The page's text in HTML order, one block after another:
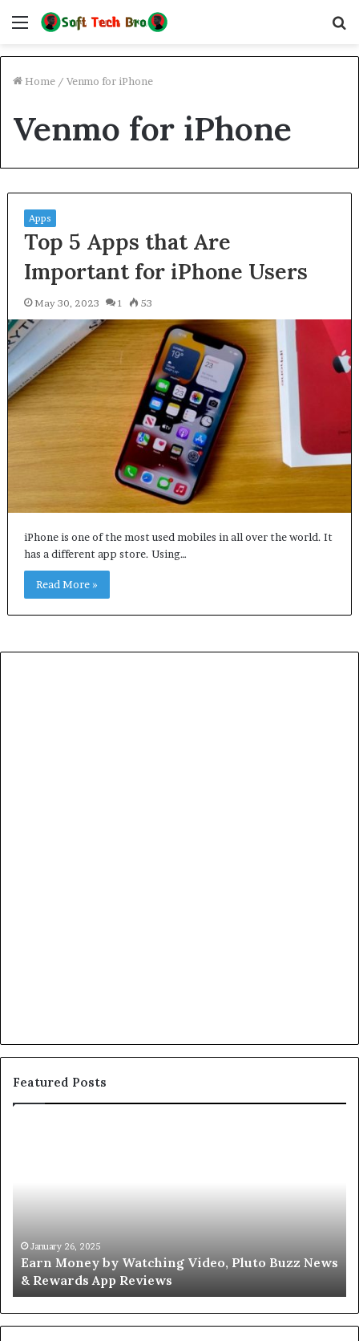
Menu
Home / Venmo for iPhone
Venmo for iPhone
Apps
Top 5 Apps that Are
Important for iPhone Users
May 30, 2023 1 53
iPhone is one of the most used mobiles in all over the world. It
has a different app store. Using…
Read More »
Featured Posts
News
Rewards
App
Reviews
January 26, 2025
Earn Money by Watching Video, Pluto Buzz News
& Rewards App Reviews